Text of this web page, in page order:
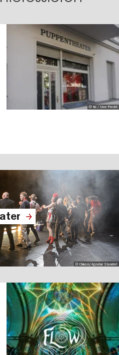
© tic / Uwe Precht
© Chiussi/Agentur StandArt